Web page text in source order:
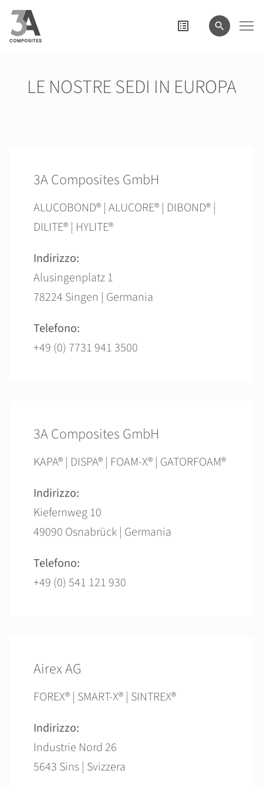
il
termine
di
LE NOSTRE SEDI IN EUROPA
3A Composites GmbH
ALUCOBOND® | ALUCORE® | DIBOND® |
DILITE® | HYLITE®
Indirizzo:
Alusingenplatz 1
78224 Singen | Germania
Telefono:
+49 (0) 7731 941 3500
3A Composites GmbH
KAPA® | DISPA® | FOAM-X® | GATORFOAM®
Indirizzo:
Kiefernweg 10
49090 Osnabrück | Germania
Telefono:
+49 (0) 541 121 930
Airex AG
FOREX® | SMART-X® | SINTREX®
Indirizzo:
Industrie Nord 26
5643 Sins | Svizzera